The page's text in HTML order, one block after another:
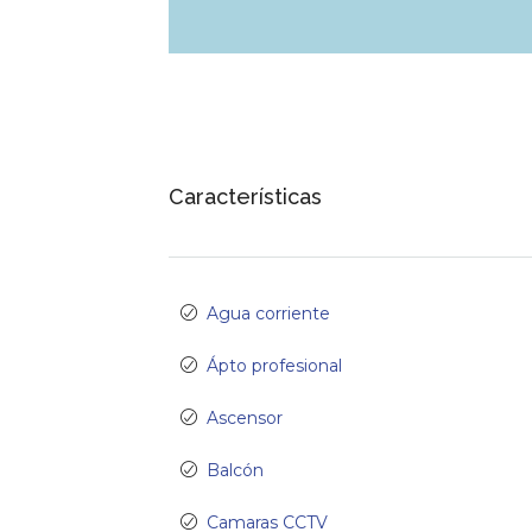
Características
Agua corriente
Ápto profesional
Ascensor
Balcón
Camaras CCTV